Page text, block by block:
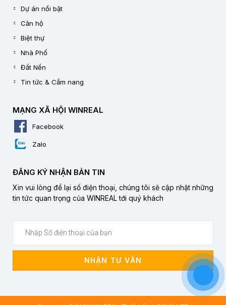
Dự án nổi bật
Căn hộ
Biệt thự
Nhà Phố
Đất Nền
Tin tức & Cẩm nang
MẠNG XÃ HỘI WINREAL
Facebook
Zalo
ĐĂNG KÝ NHẬN BẢN TIN
Xin vui lòng để lại số điện thoại, chúng tôi sẽ cập nhật những
tin tức quan trọng của WINREAL tới quý khách
NHẬN TƯ VẤN